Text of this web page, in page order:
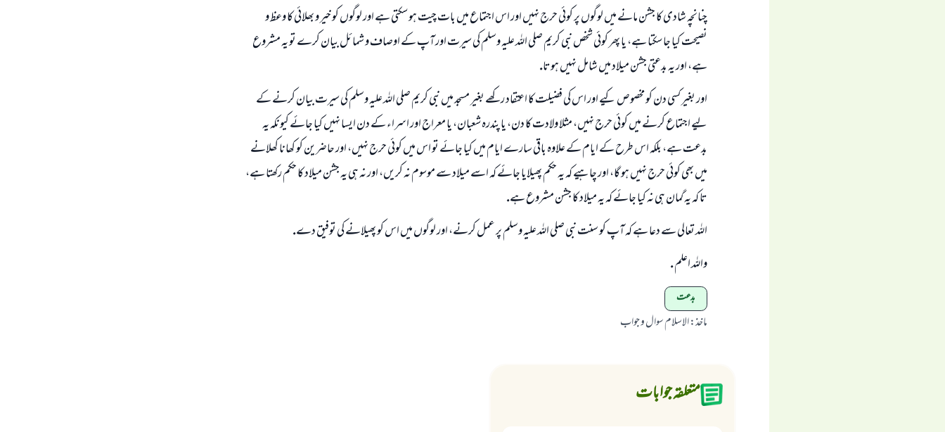
چنانچہ شادى كا جشن مانے ميں لوگوں پر كوئى حرج نہيں اور اس اجتماع ميں بات چيت ہو سكتى ہے اور لوگوں كو خير و بھلائى كا وعظ و
نصيحت كيا جا سكتا ہے، يا پھر كوئى شخص نبى كريم صلى اللہ عليہ وسلم كى سيرت اور آپ كے اوصاف و شمائل بيان كرے تو يہ مشروع
ہے، اور يہ بدعتى جشن ميلاد ميں شامل نہيں ہوتا.
اور بغير كسى دن كو مخصوص كيے اور اس كى فضيلت كا اعتقاد ركھے بغير مسجد ميں نبى كريم صلى اللہ عليہ وسلم كى سيرت بيان كرنے كے
ليے اجتماع كرنے ميں كوئى حرج نہيں، مثلا ولادت كا دن، يا پندرہ شعبان، يا معراج اور اسراء كے دن ايسا نہيں كيا جائے كيونكہ يہ
بدعت ہے، بلكہ اس طرح كے ايام كے علاوہ باقى سارے ايام ميں كيا جائے تو اس ميں كوئى حرج نہيں، اور حاضرين كو كھانا كھلانے
ميں بھى كوئى حرج نہيں ہو گا، اور چاہيے كہ يہ حكم پھيلايا جائے كہ اسے ميلاد سے موسوم نہ كريں، اور نہ ہى يہ جشن ميلاد كا حكم ركھتا ہے،
تا كہ يہ گمان ہى نہ كيا جائے كہ يہ ميلاد كا جشن مشروع ہے.
اللہ تعالى سے دعا ہے كہ آپ كو سنت نبى صلى اللہ عليہ وسلم پر عمل كرنے، اور لوگوں ميں اس كو پھيلانے كى توفيق دے.
واللہ اعلم .
بدعت
ماخذ:الاسلام سوال و جواب
متعلقہ جوابات
ابھی تعاون کریں